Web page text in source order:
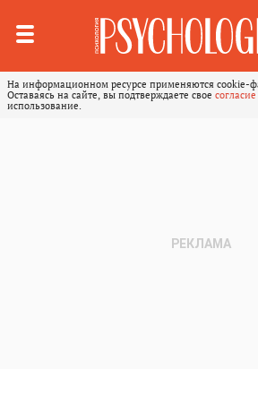
На информационном ресурсе применяются cookie-
Оставаясь на сайте, вы подтверждаете свое согласие
использование.